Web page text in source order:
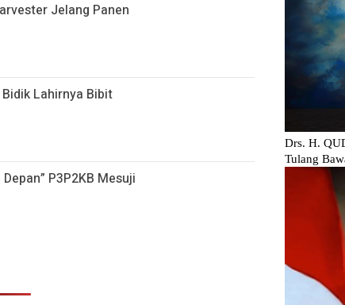
Jelang Panen
Lahirnya Bibit
P3P2KB Mesuji